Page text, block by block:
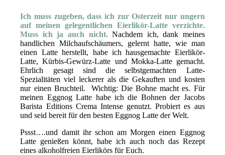
Ich muss zugeben, dass ich zur Osterzeit nur ungern
auf meinen gelegentlichen Eierlikör-Latte verzichte.
Muss ich ja auch nicht.Nachdem ich, dank meines
handlichen Milchaufschäumers, gelernt hatte, wie man
einen Latte herstellt, habe ich hausgemachte Eierlikör-
Latte, Kürbis-Gewürz-Latte und Mokka-Latte gemacht.
Ehrlich gesagt sind die selbstgemachten Latte-
Spezialitäten viel leckerer als die Gekauften und kosten
nur einen Bruchteil. Wichtig: Die Bohne macht es. Für
meinen Eggnog Latte habe ich die Bohnen der Jacobs
Barista Editions Crema Intense genutzt. Probiert es aus
und seid bereit für den besten Eggnog Latte der Welt.
Pssst….und damit ihr schon am Morgen einen Eggnog
Latte genießen könnt, habe ich auch noch das Rezept
eines alkoholfreien Eierlikörs für Euch.